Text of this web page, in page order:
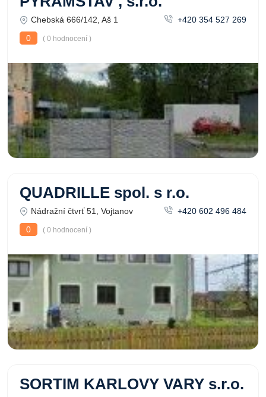
Chebská 666/142, Aš 1
+420 354 527 269
0
( 0 hodnocení )
QUADRILLE spol. s r.o.
Nádražní čtvrť 51, Vojtanov
+420 602 496 484
0
( 0 hodnocení )
SORTIM KARLOVY VARY s.r.o.